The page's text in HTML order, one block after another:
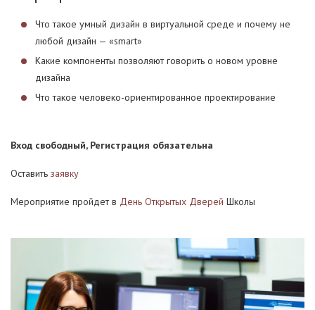
Что такое умный дизайн в виртуальной среде и почему не
любой дизайн — «smart»
Какие компоненты позволяют говорить о новом уровне
дизайна
Что такое человеко-ориентированное проектирование
Вход свободный, Регистрация обязательна
Оставить заявку
Мероприятие пройдет в День Открытых Дверей Школы